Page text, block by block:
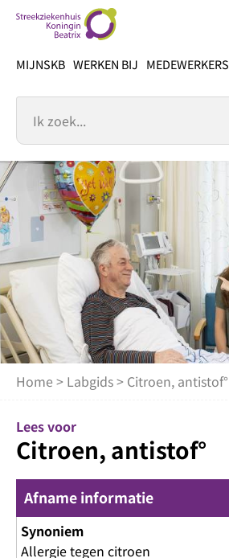
inhoud
MIJNSKB WERKEN BIJ MEDEWERKERS
Home > Labgids> Citroen, antistof°
Lees voor
Citroen, antistof°
Afname informatie
Synoniem
Allergie tegen citroen